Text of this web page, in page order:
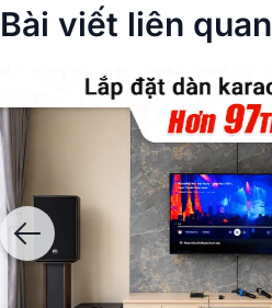
Bài viết liên quan